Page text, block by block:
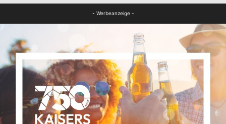
- Werbeanzeige -